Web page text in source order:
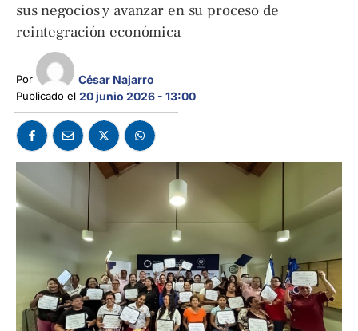
sus negocios y avanzar en su proceso de
reintegración económica
Por César Najarro
Publicado el 20 junio 2026 - 13:00